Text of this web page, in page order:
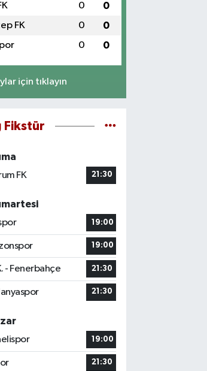
0 0
FK 0 0
0 0
için tıklayın
Fikstür
FK
21:30
19:00
19:00
- Fenerbahçe 21:30
21:30
19:00
21:30